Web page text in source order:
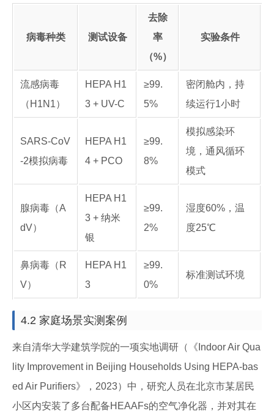
病毒种类 测试设备
去除
率
（%）
实验条件
流感病毒
（H1N1）
HEPA H1
3 + UV-C
≥99.
5%
密闭舱内，持
续运行1小时
SARS-CoV
-2模拟病毒
HEPA H1
4 + PCO
≥99.
8%
模拟感染环
境，通风循环
模式
腺病毒（A
dV）
HEPA H1
3 + 纳米
银
≥99.
2%
湿度60%，温
度25℃
鼻病毒（R
V）
HEPA H1
3
≥99.
0%
标准测试环境
4.2 家庭场景实测案例
来自清华大学建筑学院的一项实地调研（《Indoor Air Qua
lity Improvement in Beijing Households Using HEPA-bas
ed Air Purifiers》，2023）中，研究人员在北京市某居民
小区内安装了多台配备HEAAFs的空气净化器，并对其在